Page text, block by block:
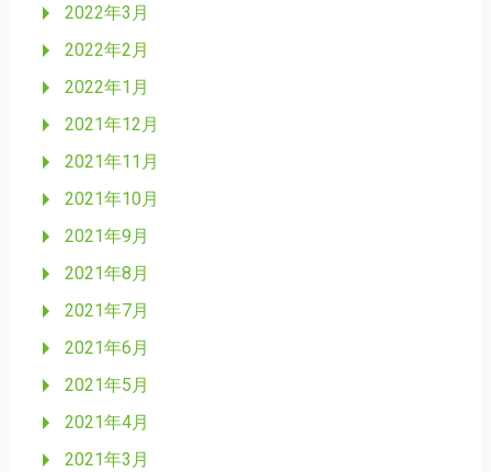
2022年3月
2022年2月
2022年1月
2021年12月
2021年11月
2021年10月
2021年9月
2021年8月
2021年7月
2021年6月
2021年5月
2021年4月
2021年3月